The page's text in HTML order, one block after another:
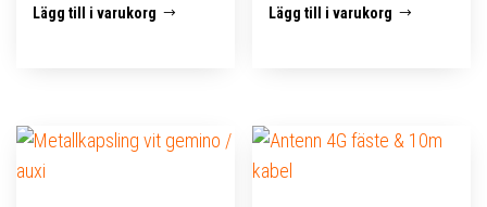
Lägg till i varukorg Lägg till i varukorg